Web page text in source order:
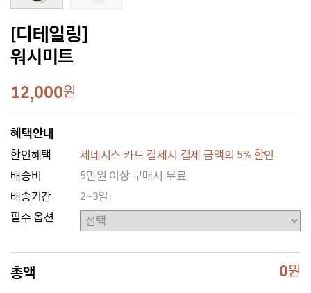
[디테일링]
워시미트
12,000원
혜택안내
할인혜택
제네시스 카드 결제시 결제 금액의 5% 할인
배송비
5만원 이상 구매시 무료
배송기간
2~3일
필수 옵션
총액 0원